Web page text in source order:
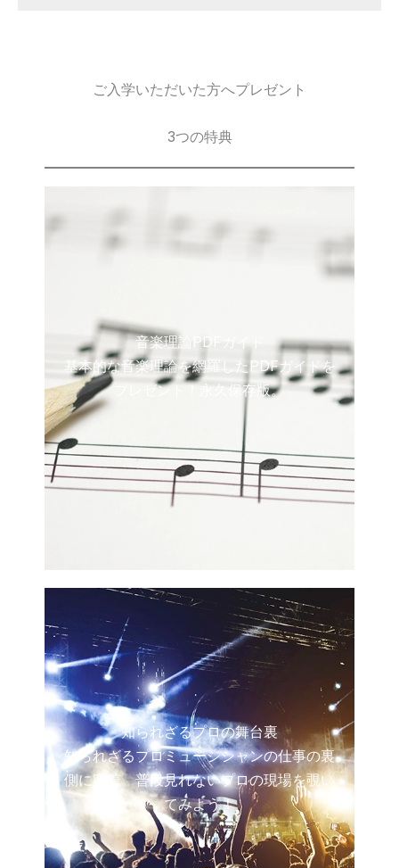
ご入学いただいた方へプレゼント
3つの特典
音楽理論PDFガイド
基本的な音楽理論を網羅したPDFガイドを
プレゼント！永久保存版。
知られざるプロの舞台裏
知られざるプロミュージシャンの仕事の裏
側に密着。普段見れないプロの現場を覗い
てみよう！